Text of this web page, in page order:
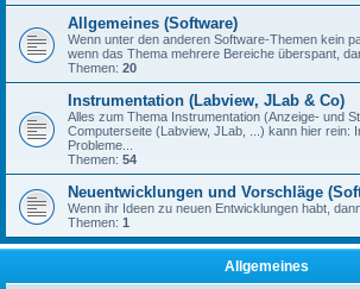
Allgemeines (Software)
Wenn unter den anderen Software-Themen kein
wenn das Thema mehrere Bereiche überspant,
Themen: 20
Instrumentation (Labview, JLab & Co)
Alles zum Thema Instrumentation (Anzeige- und
Computerseite (Labview, JLab, ...) kann hier rein:
Probleme...
Themen: 54
Neuentwicklungen und Vorschläge
Wenn ihr Ideen zu neuen Entwicklungen habt,
Themen: 1
Allgemeines